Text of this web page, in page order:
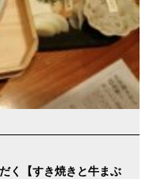
く【すき焼きと牛まぶ